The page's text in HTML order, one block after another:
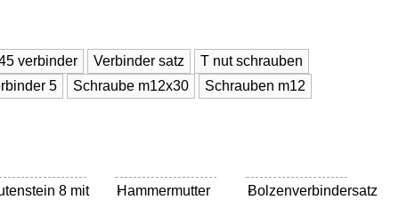
verbinder Verbinder satz
T nut schrauben
5
Schraube m12x30 Schrauben m12
8 mit
Hammermutter
-
Bolzenverbindersatz
-